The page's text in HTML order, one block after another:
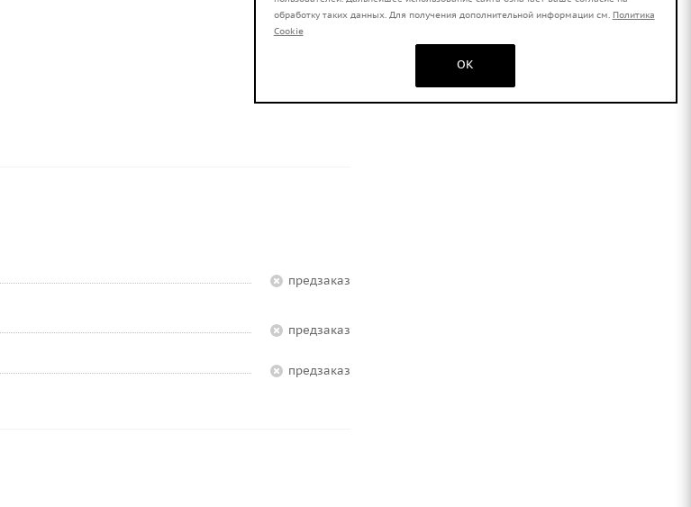
Предзаказ
Предзаказ
Предзаказ
обработку таких данных. Для получения дополнительной информации см. Политика
Cookie
OK